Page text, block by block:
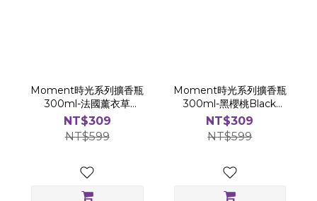
Moment時光系列擴香瓶
300ml-法國薰衣草
French Lavender
NT$309
NT$599
Moment時光系列擴香瓶
300ml-黑櫻桃Black
Cherry
NT$309
NT$599